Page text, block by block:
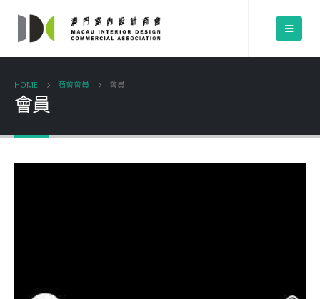
HOME 商會會員 會員
會員